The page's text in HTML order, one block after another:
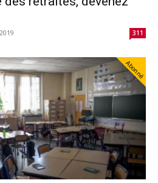
311
Abonné